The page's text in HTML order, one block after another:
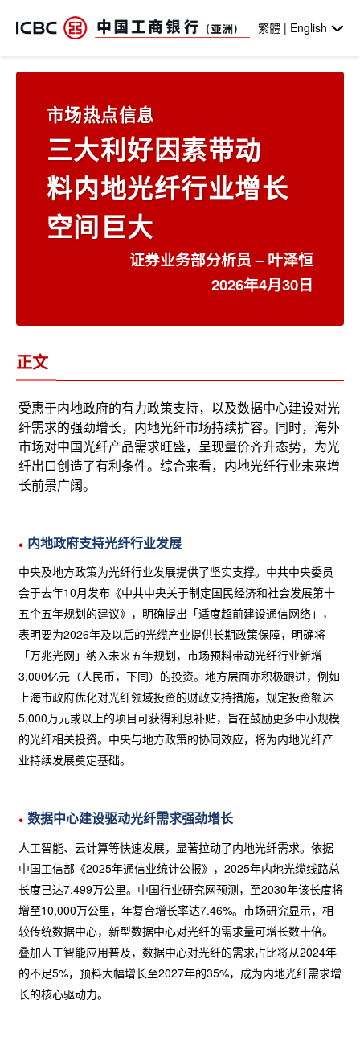
繁體 | English
市场热点信息
三大利好因素带动
料内地光纤行业增长
空间巨大
证券业务部分析员 – 叶泽恒
2026年4月30日
正文
受惠于内地政府的有力政策支持，以及数据中心建设对光
纤需求的强劲增长，内地光纤市场持续扩容。同时，海外
市场对中国光纤产品需求旺盛，呈现量价齐升态势，为光
纤出口创造了有利条件。综合来看，内地光纤行业未来增
长前景广阔。
内地政府支持光纤行业发展
中央及地方政策为光纤行业发展提供了坚实支撑。中共中央委员
会于去年10月发布《中共中央关于制定国民经济和社会发展第十
五个五年规划的建议》，明确提出「适度超前建设通信网络」，
表明要为2026年及以后的光缆产业提供长期政策保障，明确将
「万兆光网」纳入未来五年规划，市场预料带动光纤行业新增
3,000亿元（人民币，下同）的投资。地方层面亦积极跟进，例如
上海市政府优化对光纤领域投资的财政支持措施，规定投资额达
5,000万元或以上的项目可获得利息补贴，旨在鼓励更多中小规模
的光纤相关投资。中央与地方政策的协同效应，将为内地光纤产
业持续发展奠定基础。
数据中心建设驱动光纤需求强劲增长
人工智能、云计算等快速发展，显著拉动了内地光纤需求。依据
中国工信部《2025年通信业统计公报》，2025年内地光缆线路总
长度已达7,499万公里。中国行业研究网预测，至2030年该长度将
增至10,000万公里，年复合增长率达7.46%。市场研究显示，相
较传统数据中心，新型数据中心对光纤的需求量可增长数十倍。
叠加人工智能应用普及，数据中心对光纤的需求占比将从2024年
的不足5%，预料大幅增长至2027年的35%，成为内地光纤需求增
长的核心驱动力。